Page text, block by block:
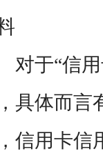
于“信用
具体而言
信用卡信